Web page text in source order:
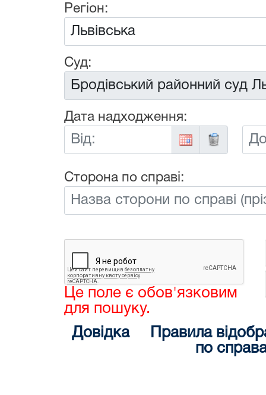
Регіон:
Суд:
Дата надходження:
Від:
До:
Сторона по справі:
Це поле є обов'язковим
для пошуку.
Довідка
Правила
по